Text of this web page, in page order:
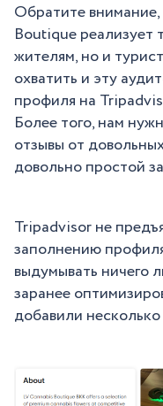
Обратите
Boutique реализует
жителям, но и
охватить и эту
профиля на
Более того, нам
отзывы от
довольно простой
Tripadvisor не
заполнению
выдумывать ничего
заранее
добавили